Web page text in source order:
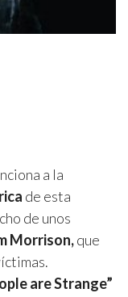
a la
de esta
de unos
Morrison,que
are Strange”